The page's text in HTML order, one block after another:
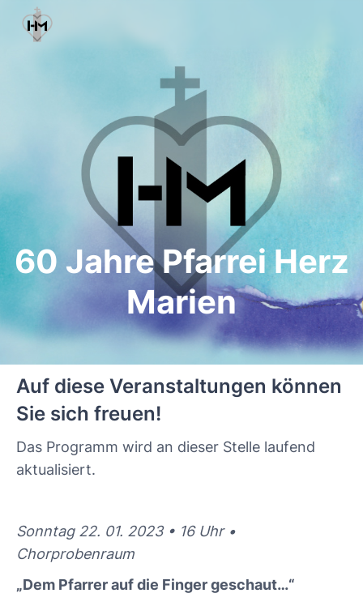
60 Jahre Pfarrei Herz
Marien
Auf diese Veranstaltungen können
Sie sich freuen!
Das Programm wird an dieser Stelle laufend
aktualisiert.
Sonntag 22. 01. 2023 • 16 Uhr •
Chorprobenraum
„Dem Pfarrer auf die Finger geschaut…“